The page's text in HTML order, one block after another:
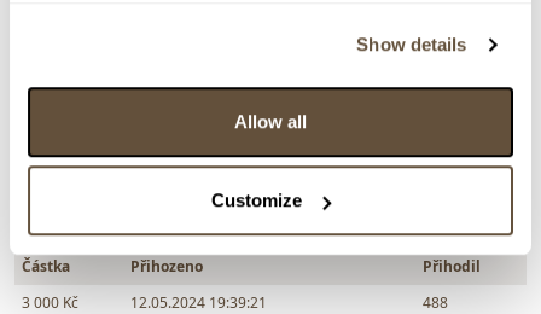
Show details
Allow all
Customize
Zpět na aukční výsledky
Chcete prodat obraz od stejného autora?
> Zobrazit informaci jak prodat obraz v aukci
Částka Přihozeno
Přihodil
3 000 Kč
12.05.2024 19:39:21
488